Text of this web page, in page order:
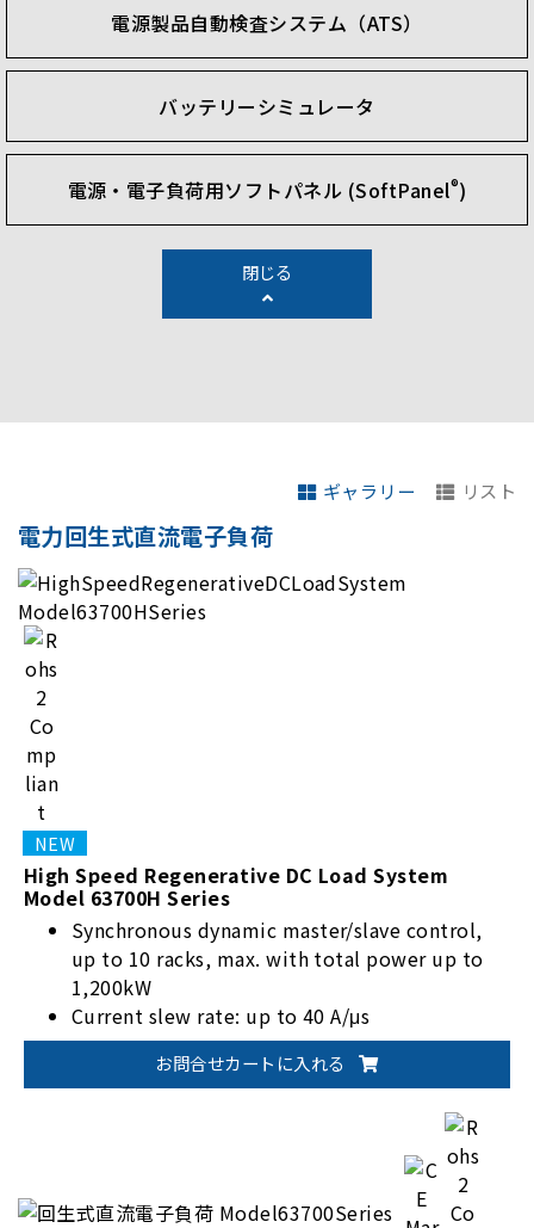
電源製品自動検査システム（ATS）
バッテリーシミュレータ
電源・電子負荷用ソフトパネル (SoftPanel®)
閉じる
ギャラリー リスト
電力回生式直流電子負荷
High Speed Regenerative DC Load System
Model 63700H Series
Synchronous dynamic master/slave control,
up to 10 racks, max. with total power up to
1,200kW
Current slew rate: up to 40 A/μs
Energy recovery efficiency up to 80% (steady
お問合せカートに入れる